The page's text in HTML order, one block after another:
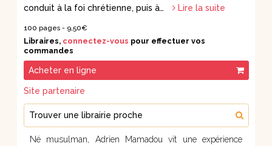
conduit à la foi chrétienne, puis à…
Lire la suite
100 pages - 9,50€
Libraires, connectez-vous pour effectuer vos
commandes
Acheter en ligne
Site partenaire
Trouver une librairie proche
Né musulman, Adrien Mamadou vit une expérience